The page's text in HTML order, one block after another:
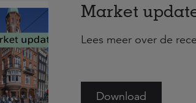
Market
Lees meer over de
Download